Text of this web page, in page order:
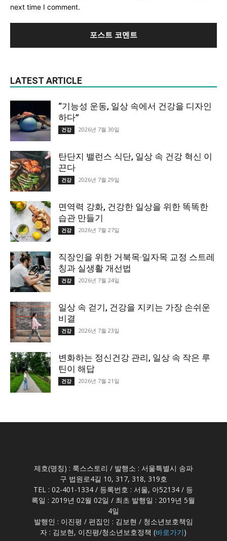
next time I comment.
LATEST ARTICLE
“기능성 운동, 일상 속에서 건강을 디자인
하다”
건강 2026년 7월 30일
탄단지 밸런스 식단, 일상 속 건강 혁신 이
끈다
건강 2026년 7월 29일
면역력 강화, 건강한 일상을 위한 똑똑한
습관 만들기
건강 2026년 7월 27일
직장인을 위한 거북목·일자목 교정 스트레
칭과 실생활 개선법
건강 2026년 7월 24일
일상 속 걷기, 건강을 지키는 가장 손쉬운
비결
건강 2026년 7월 23일
변화하는 정신건강 관리, 일상 속 작은 루
틴이 해답
건강 2026년 7월 21일
제호(명칭) : 룩스스토리 / 발행소 : 서울특별시 송파
구 법원로4길 10, 317, 318, 319호
TEL : 02-401-1334 / 등록번호 : 서울, 아52134 / 등
록일 : 2019년 02월 02일 / 최초 발행일 : 2019년 5월
4일
발행인 : 이진평 / 편집인 : 김보현 / 청소년보호책임
자 : 김보현, 이진평/청소년보호정책 (바로가기)